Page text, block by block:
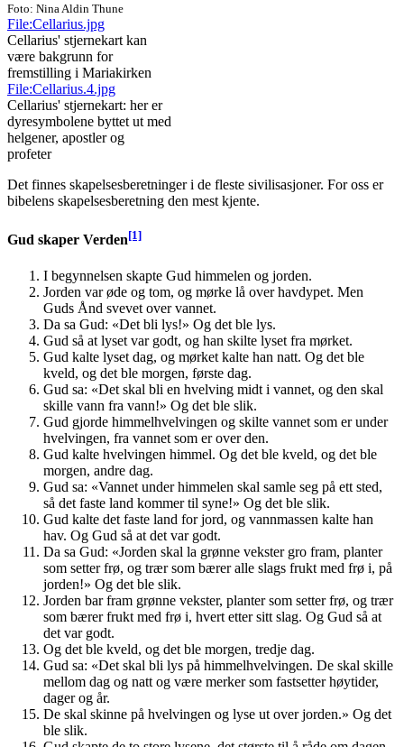
Foto: Nina Aldin Thune
File:Cellarius.jpg
Cellarius' stjernekart kan
være bakgrunn for
fremstilling i Mariakirken
File:Cellarius.4.jpg
Cellarius' stjernekart: her er
dyresymbolene byttet ut med
helgener, apostler og
profeter
Det finnes skapelsesberetninger i de fleste sivilisasjoner. For oss er
bibelens skapelsesberetning den mest kjente.
Gud skaper Verden[1]
I begynnelsen skapte Gud himmelen og jorden.
Jorden var øde og tom, og mørke lå over havdypet. Men
Guds Ånd svevet over vannet.
Da sa Gud: «Det bli lys!» Og det ble lys.
Gud så at lyset var godt, og han skilte lyset fra mørket.
Gud kalte lyset dag, og mørket kalte han natt. Og det ble
kveld, og det ble morgen, første dag.
Gud sa: «Det skal bli en hvelving midt i vannet, og den skal
skille vann fra vann!» Og det ble slik.
Gud gjorde himmelhvelvingen og skilte vannet som er under
hvelvingen, fra vannet som er over den.
Gud kalte hvelvingen himmel. Og det ble kveld, og det ble
morgen, andre dag.
Gud sa: «Vannet under himmelen skal samle seg på ett sted,
så det faste land kommer til syne!» Og det ble slik.
Gud kalte det faste land for jord, og vannmassen kalte han
hav. Og Gud så at det var godt.
Da sa Gud: «Jorden skal la grønne vekster gro fram, planter
som setter frø, og trær som bærer alle slags frukt med frø i, på
jorden!» Og det ble slik.
Jorden bar fram grønne vekster, planter som setter frø, og trær
som bærer frukt med frø i, hvert etter sitt slag. Og Gud så at
det var godt.
Og det ble kveld, og det ble morgen, tredje dag.
Gud sa: «Det skal bli lys på himmelhvelvingen. De skal skille
mellom dag og natt og være merker som fastsetter høytider,
dager og år.
De skal skinne på hvelvingen og lyse ut over jorden.» Og det
ble slik.